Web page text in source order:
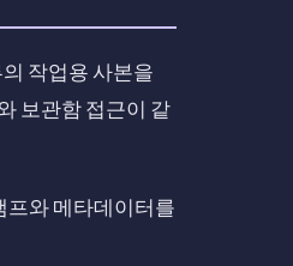
작업용 사본을
보관함 접근이 같
프와 메타데이터를